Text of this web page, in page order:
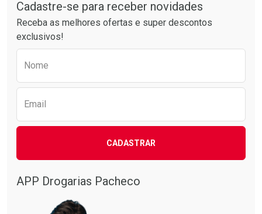
Ativar Desconto
Comprar sem Desconto
Comprar sem Desconto
Por R$ 16,79/cada
Cadastre-se para receber novidades
Receba as melhores ofertas e super descontos
exclusivos!
Nome
Email
CADASTRAR
APP Drogarias Pacheco